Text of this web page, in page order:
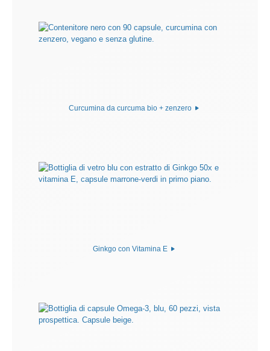
Curcumina da curcuma bio + zenzero
Ginkgo con Vitamina E